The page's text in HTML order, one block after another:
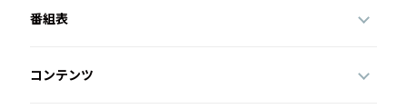
番組表
コンテンツ